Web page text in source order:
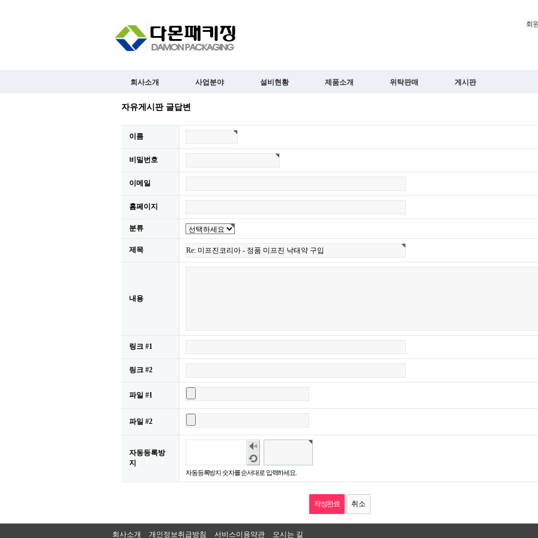
회
회사소개 사업분야 설비현황 제품소개 위탁판매 게시판
자유게시판 글답변
이름
비밀번호
이메일
홈페이지
분류
제목
내용
링크 #1
링크 #2
파일 #1
파일 #2
자동등록방
지
숫
자
음
성
새
로
고
자동등록방지 숫자를 순서대로 입력하세요.
취소
회사소개 개인정보취급방침 서비스이용약관 오시는 길